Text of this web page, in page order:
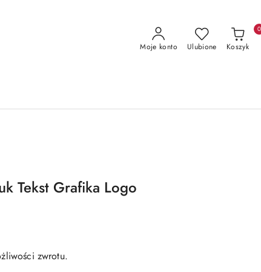
Moje konto Ulubione Koszyk
0
Tekst Grafika Logo
zwrotu.